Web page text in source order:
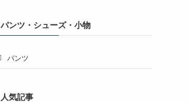
パンツ・シューズ・小物
パンツ
人気記事